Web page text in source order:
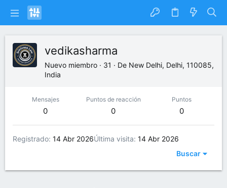
vedikasharma
Nuevo miembro · 31 · De New Delhi, Delhi, 110085,
India
Mensajes
0
Puntos de reacción
0
Puntos
0
Registrado 14 Abr 2026Última visita 14 Abr 2026
Buscar